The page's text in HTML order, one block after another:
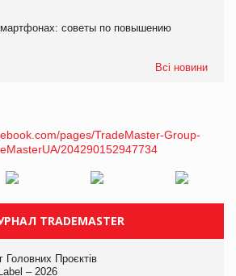
советы по повышению
Всі новини
TRADEMASTER
Головних Проєктів
– 2026